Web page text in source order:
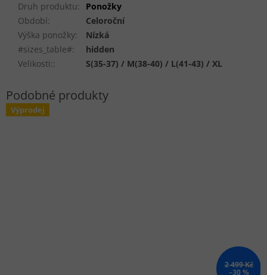
Druh produktu:
Ponožky
Období:
Celoroční
Výška ponožky:
Nízká
#sizes_table#:
hidden
Velikosti:: S(35-37) / M(38-40) / L(41-43) / XL
Výprodej
2 499 Kč
–30 %